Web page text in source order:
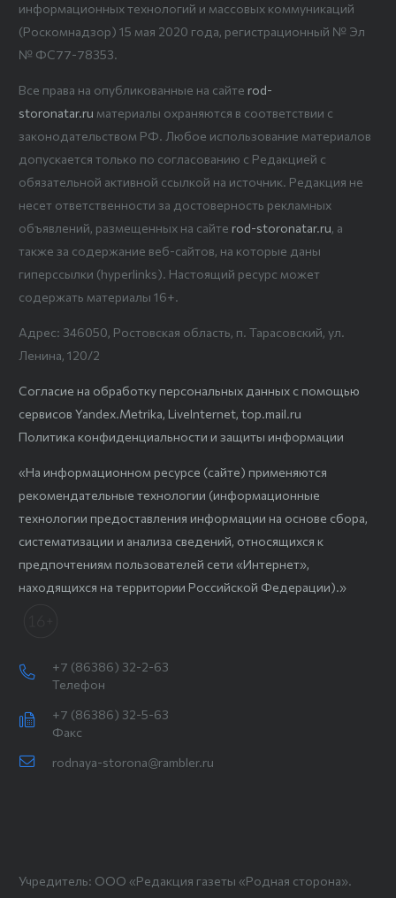
информационных технологий и массовых коммуникаций
(Роскомнадзор) 15 мая 2020 года, регистрационный № Эл
№ ФС77-78353.
Все права на опубликованные на сайте rod-
storonatar.ru материалы охраняются в соответствии с
законодательством РФ. Любое использование материалов
допускается только по согласованию с Редакцией с
обязательной активной ссылкой на источник. Редакция не
несет ответственности за достоверность рекламных
объявлений, размещенных на сайте rod-storonatar.ru, а
также за содержание веб-сайтов, на которые даны
гиперссылки (hyperlinks). Настоящий ресурс может
содержать материалы 16+.
Адрес: 346050, Ростовская область, п. Тарасовский, ул.
Ленина, 120/2
Согласие на обработку персональных данных с помощью
сервисов Yandex.Metrika, LiveInternet, top.mail.ru
Политика конфиденциальности и защиты информации
«На информационном ресурсе (сайте) применяются
рекомендательные технологии (информационные
технологии предоставления информации на основе сбора,
систематизации и анализа сведений, относящихся к
предпочтениям пользователей сети «Интернет»,
находящихся на территории Российской Федерации).»
+7 (86386) 32-2-63
Телефон
+7 (86386) 32-5-63
Факс
rodnaya-storona@rambler.ru
Учредитель: ООО «Редакция газеты «Родная сторона».